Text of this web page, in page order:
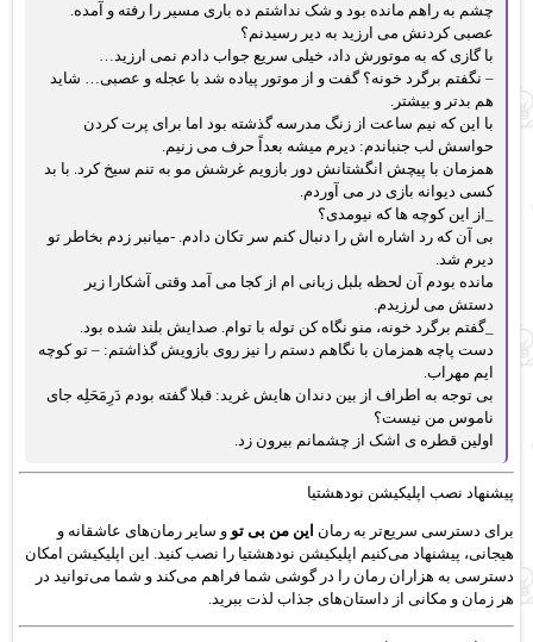
چشم به راهم مانده بود و شک نداشتم ده باری مسیر را رفته و آمده.
عصبی کردنش می ارزید به دیر رسیدنم؟
با گازی که به موتورش داد، خیلی سریع جواب دادم نمی ارزید…
– نگفتم برگرد خونه؟ گفت و از موتور پیاده شد با عجله و عصبی… شاید
هم بدتر و بیشتر.
با این که نیم ساعت از زنگ مدرسه گذشته بود اما برای پرت کردن
حواسش لب جنباندم: دیرم میشه بعداً حرف می زنیم.
همزمان با پیچش انگشتانش دور بازویم غرشش مو به تنم سیخ کرد. با بد
کسی دیوانه بازی در می آوردم.
_از این کوچه ها که نیومدی؟
بی آن که رد اشاره اش را دنبال کنم سر تکان دادم. -میانبر زدم بخاطر تو
دیرم شد.
مانده بودم آن لحظه بلبل زبانی ام از کجا می آمد وقتی آشکارا زیر
دستش می لرزیدم.
_گفتم برگرد خونه، منو نگاه کن توله با توام. صدایش بلند شده بود.
دست پاچه همزمان با نگاهم دستم را نیز روی بازویش گذاشتم: – تو کوچه
ایم مهراب.
بی توجه به اطراف از بین دندان هایش غرید: قبلا گفته بودم دَرِمَحَلِه جای
ناموس من نیست؟
اولین قطره ی اشک از چشمانم بیرون زد.
پیشنهاد نصب اپلیکیشن نودهشتیا
برای دسترسی سریع‌تر به رمان این من بی تو و سایر رمان‌های عاشقانه و
هیجانی، پیشنهاد می‌کنیم اپلیکیشن نودهشتیا را نصب کنید. این اپلیکیشن امکان
دسترسی به هزاران رمان را در گوشی شما فراهم می‌کند و شما می‌توانید در
هر زمان و مکانی از داستان‌های جذاب لذت ببرید.